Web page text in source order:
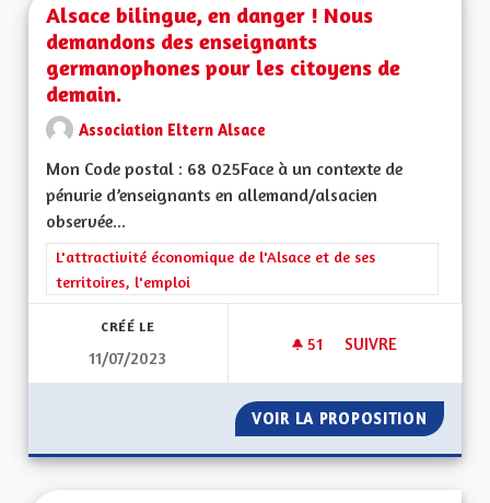
Alsace bilingue, en danger ! Nous
demandons des enseignants
germanophones pour les citoyens de
demain.
Association Eltern Alsace
Mon Code postal : 68 025Face à un contexte de
pénurie d’enseignants en allemand/alsacien
observée...
Filtrer les résultats de la catégorie : L'attractivité
L'attractivité économique de l'Alsace et de ses
territoires, l'emploi
CRÉÉ LE
11/07/2023
51 51 ABONNÉS
SUIVRE
VOIR LA PROPOSITION